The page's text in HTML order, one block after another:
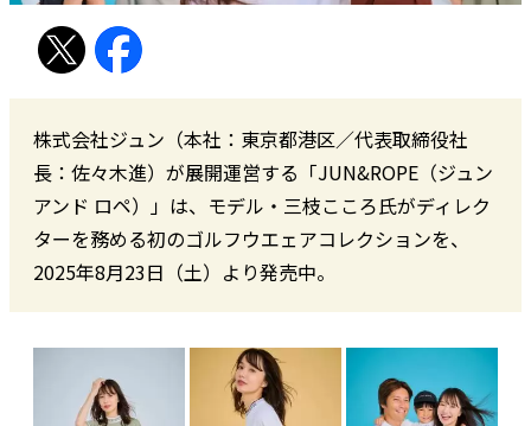
株式会社ジュン（本社：東京都港区／代表取締役社
長：佐々木進）が展開運営する「JUN&ROPE（ジュン
アンド ロペ）」は、モデル・三枝こころ氏がディレク
ターを務める初のゴルフウエェアコレクションを、
2025年8月23日（土）より発売中。